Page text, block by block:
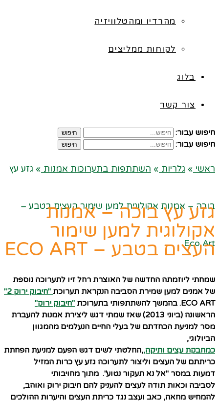
מהרדיו ומהטלוויזיה
לקוחות ממליצים
בלוג
צור קשר
חיפוש עבור: חיפוש
חיפוש עבור: חיפוש
ראשי » גלריות » השתתפות בתערוכות אמנות » גזע עץ
בוכה – אמנות אקולוגית למען שימור העצים בטבע –
Eco Art
גזע עץ בוכה – אמנות
אקולוגית למען שימור
העצים בטבע – ECO ART
שמחתי ליוזמתה החדשה של האוצרת רחל זיו לתערוכה נוספת
של אמנים למען שמירת הסביבה הנקראת תערוכת "חיבוק ירוק 2"
ECO ART. בהמשך להשתתפותי בתערוכת
"חיבוק ירוק"
הראשונה (ביוני 2013) שאז שמתי דגש ליצירת אמנות להעברת
מסר למניעת הכחדתם של בעלי החיים הנעלמים מהמגוון
הביולוגי,
כמחבקת עצים ותיקה,,החלטתי לשים דגש הפעם למניעת הפחתת
כריתתם של העצים וליצור לתערוכה גזע עץ כרות המזיל
דמעות במסר "אל נא תעקור נטוע". מתוך מחויבותי
לסביבה וכאות תודה לעצים להעניק להם חיבוק ירוק ואוהב,
להמחיש מחאה, כאב ועצב נגד כריתת העצים והיערות ההולכים